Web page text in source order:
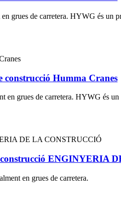
grues de carretera. HYWG és
Humma Cranes
en grues de carretera. HYWG és
ENGINYERIA
en grues de carretera.